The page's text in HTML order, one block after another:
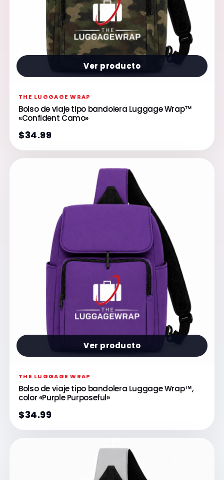
Ver producto
THE LUGGAGE WRAP
Bolso de viaje tipo bandolera Luggage Wrap™
«Confident Camo»
$34.99
Ver producto
THE LUGGAGE WRAP
Bolso de viaje tipo bandolera Luggage Wrap™,
color «Purple Purposeful»
$34.99